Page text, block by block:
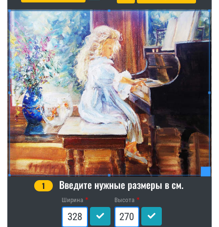
1 Введите нужные размеры в см.
Ширина Высота